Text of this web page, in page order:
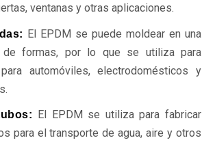
ventanas y otras aplicaciones.
El EPDM se puede moldear en una
de formas, por lo que se utiliza para
automóviles, electrodomésticos y
El EPDM se utiliza para fabricar
para el transporte de agua, aire y otros